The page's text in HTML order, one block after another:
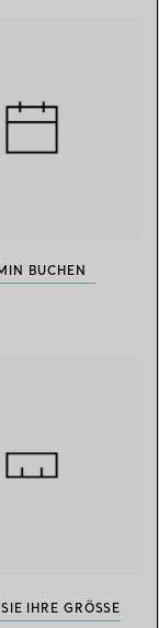
BUCHEN
IHRE GRÖSSE